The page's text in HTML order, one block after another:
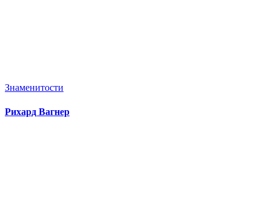
Знаменитости
Рихард Вагнер